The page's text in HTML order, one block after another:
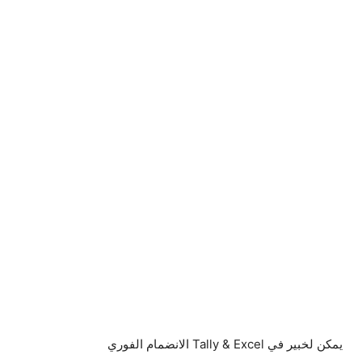
يمكن لخبير في Tally & Excel الانضمام الفوري